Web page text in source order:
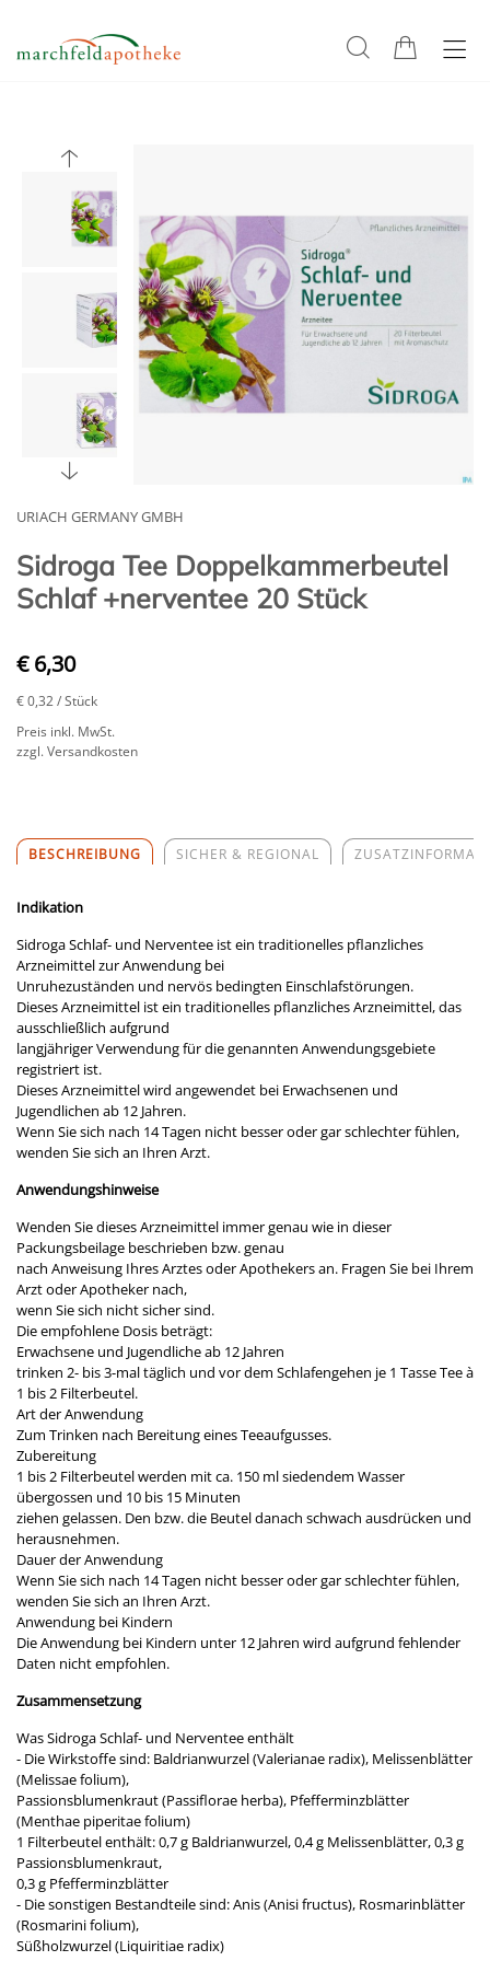
URIACH GERMANY GMBH
Sidroga Tee Doppelkammerbeutel
Schlaf +nerventee 20 Stück
€ 6,30
€ 0,32/ Stück
Preis inkl. MwSt.
zzgl. Versandkosten
BESCHREIBUNG SICHER & REGIONAL
Indikation
Sidroga Schlaf- und Nerventee ist ein traditionelles pflanzliches
Arzneimittel zur Anwendung bei
Unruhezuständen und nervös bedingten Einschlafstörungen.
Dieses Arzneimittel ist ein traditionelles pflanzliches Arzneimittel, das
ausschließlich aufgrund
langjähriger Verwendung für die genannten Anwendungsgebiete
registriert ist.
Dieses Arzneimittel wird angewendet bei Erwachsenen und
Jugendlichen ab 12 Jahren.
Wenn Sie sich nach 14 Tagen nicht besser oder gar schlechter fühlen,
wenden Sie sich an Ihren Arzt.
Anwendungshinweise
Wenden Sie dieses Arzneimittel immer genau wie in dieser
Packungsbeilage beschrieben bzw. genau
nach Anweisung Ihres Arztes oder Apothekers an. Fragen Sie bei Ihrem
Arzt oder Apotheker nach,
wenn Sie sich nicht sicher sind.
Die empfohlene Dosis beträgt:
Erwachsene und Jugendliche ab 12 Jahren
trinken 2- bis 3-mal täglich und vor dem Schlafengehen je 1 Tasse Tee à
1 bis 2 Filterbeutel.
Art der Anwendung
Zum Trinken nach Bereitung eines Teeaufgusses.
Zubereitung
1 bis 2 Filterbeutel werden mit ca. 150 ml siedendem Wasser
übergossen und 10 bis 15 Minuten
ziehen gelassen. Den bzw. die Beutel danach schwach ausdrücken und
herausnehmen.
Dauer der Anwendung
Wenn Sie sich nach 14 Tagen nicht besser oder gar schlechter fühlen,
wenden Sie sich an Ihren Arzt.
Anwendung bei Kindern
Die Anwendung bei Kindern unter 12 Jahren wird aufgrund fehlender
Daten nicht empfohlen.
Zusammensetzung
Was Sidroga Schlaf- und Nerventee enthält
- Die Wirkstoffe sind: Baldrianwurzel (Valerianae radix), Melissenblätter
(Melissae folium),
Passionsblumenkraut (Passiflorae herba), Pfefferminzblätter
(Menthae piperitae folium)
1 Filterbeutel enthält: 0,7 g Baldrianwurzel, 0,4 g Melissenblätter, 0,3 g
Passionsblumenkraut,
0,3 g Pfefferminzblätter
- Die sonstigen Bestandteile sind: Anis (Anisi fructus), Rosmarinblätter
(Rosmarini folium),
Süßholzwurzel (Liquiritiae radix)